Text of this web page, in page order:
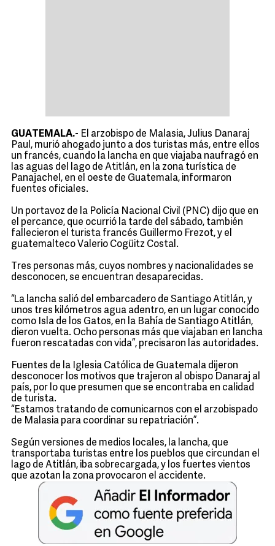
GUATEMALA.- El arzobispo de Malasia, Julius Danaraj
Paul, murió ahogado junto a dos turistas más, entre ellos
un francés, cuando la lancha en que viajaba naufragó en
las aguas del lago de Atitlán, en la zona turística de
Panajachel, en el oeste de Guatemala, informaron
fuentes oficiales.
Un portavoz de la Policía Nacional Civil (PNC) dijo que en
el percance, que ocurrió la tarde del sábado, también
fallecieron el turista francés Guillermo Frezot, y el
guatemalteco Valerio Cogüitz Costal.
Tres personas más, cuyos nombres y nacionalidades se
desconocen, se encuentran desaparecidas.
“La lancha salió del embarcadero de Santiago Atitlán, y
unos tres kilómetros agua adentro, en un lugar conocido
como Isla de los Gatos, en la Bahía de Santiago Atitlán,
dieron vuelta. Ocho personas más que viajaban en lancha
fueron rescatadas con vida”, precisaron las autoridades.
Fuentes de la Iglesia Católica de Guatemala dijeron
desconocer los motivos que trajeron al obispo Danaraj al
país, por lo que presumen que se encontraba en calidad
de turista.
“Estamos tratando de comunicarnos con el arzobispado
de Malasia para coordinar su repatriación”.
Según versiones de medios locales, la lancha, que
transportaba turistas entre los pueblos que circundan el
lago de Atitlán, iba sobrecargada, y los fuertes vientos
que azotan la zona provocaron el accidente.